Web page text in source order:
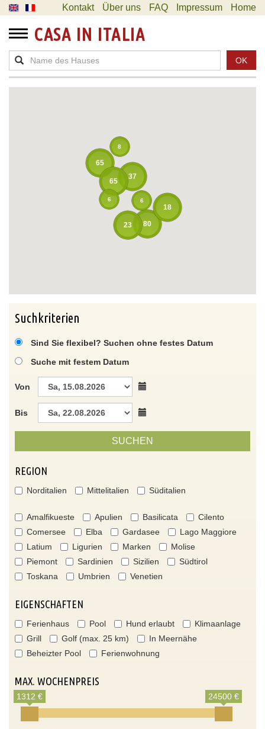
Kontakt Über uns FAQ Impressum Home
CASA IN ITALIA
OK
80
18
65
37
65
23
6
6
8
Suchkriterien
Sind Sie flexibel? Suchen ohne festes Datum
Suche mit festem Datum
Von
Bis
SUCHEN
REGION
Norditalien Mittelitalien Süditalien
Amalfikueste Apulien Basilicata
Cilento
Comersee
Elba Gardasee
Lago Maggiore
Latium
Ligurien Marken
Molise
Piemont
Sardinien Sizilien
Südtirol
Toskana
Umbrien Venetien
EIGENSCHAFTEN
Ferienhaus Pool Hund erlaubt
Klimaanlage
Grill
Golf (max. 25 km)
In Meernähe
Beheizter Pool
Ferienwohnung
MAX. WOCHENPREIS
1312 € 24500 €